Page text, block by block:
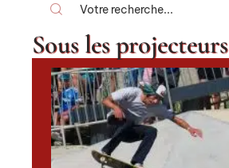
Sous les projecteurs